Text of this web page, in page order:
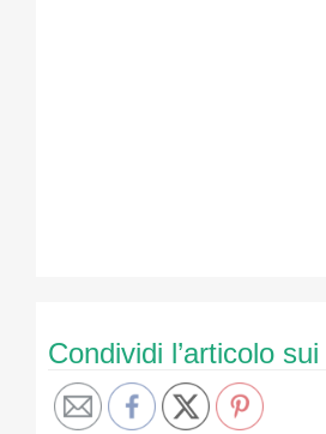
Condividi l’articolo